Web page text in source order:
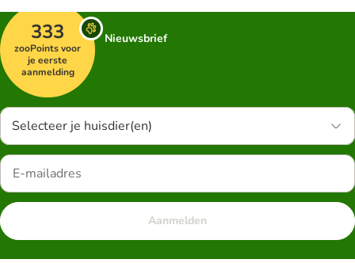
333
zooPoints voor
je eerste
aanmelding
Nieuwsbrief
Selecteer je huisdier(en)
Aanmelden